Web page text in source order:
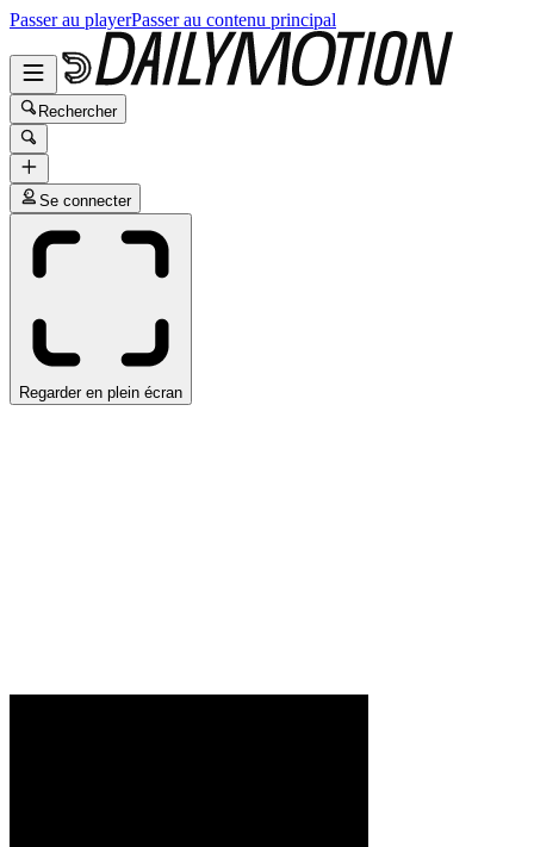
Passer au playerPasser au contenu principal
Rechercher
Se connecter
Regarder en plein écran